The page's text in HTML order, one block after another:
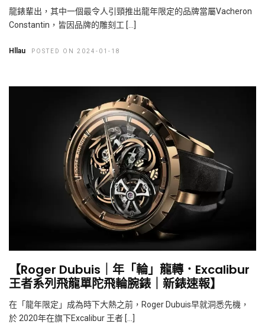
龍錶輩出，其中一個最令人引頸推出龍年限定的品牌當屬Vacheron
Constantin，皆因品牌的雕刻工 […]
Hllau POSTED ON 2024-01-18
【Roger Dubuis｜年「輪」龍轉．Excalibur
王者系列飛龍單陀飛輪腕錶｜新錶速報】
在「龍年限定」成為時下大熱之前，Roger Dubuis早就洞悉先機，
於 2020年在旗下Excalibur 王者 […]